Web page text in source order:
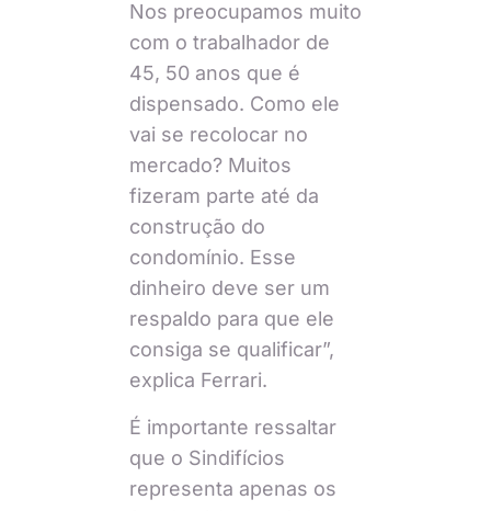
Nos preocupamos muito
com o trabalhador de
45, 50 anos que é
dispensado. Como ele
vai se recolocar no
mercado? Muitos
fizeram parte até da
construção do
condomínio. Esse
dinheiro deve ser um
respaldo para que ele
consiga se qualificar”,
explica Ferrari.
É importante ressaltar
que o Sindifícios
representa apenas os